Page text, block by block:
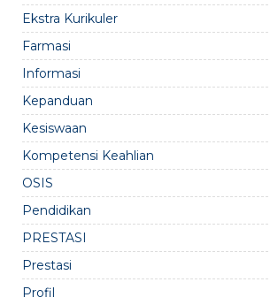
Ekstra Kurikuler
Farmasi
Informasi
Kepanduan
Kesiswaan
Kompetensi Keahlian
OSIS
Pendidikan
PRESTASI
Prestasi
Profil